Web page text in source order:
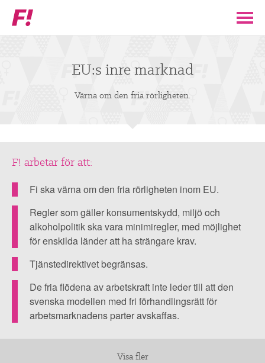
Feministiskt
initiativ
ENGAGERA DIG I F!
ENAD RÖST
PARTILEDARE
OM FI
FÖR MEDLEMMAR ▼
EU:s inre marknad
Värna om den fria rörligheten.
Värna
om
den
rörligheten.
F! arbetar för att:
Fi ska värna om den fria rörligheten inom EU.
Regler som gäller konsumentskydd, miljö och
alkoholpolitik ska vara minimiregler, med möjlighet
för enskilda länder att ha strängare krav.
Tjänstedirektivet begränsas.
De fria flödena av arbetskraft inte leder till att den
svenska modellen med fri förhandlingsrätt för
arbetsmarknadens parter avskaffas.
Visa fler